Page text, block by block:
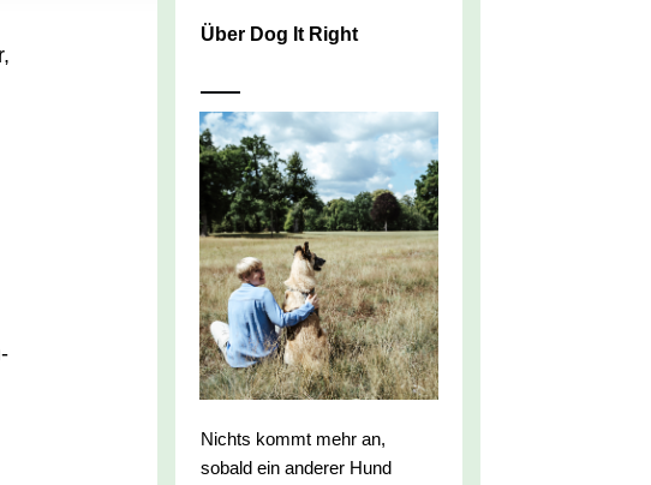
Über Dog It Right
Nichts kommt mehr an,
sobald ein anderer Hund